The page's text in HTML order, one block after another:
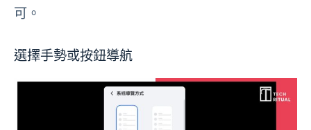
可。
選擇手勢或按鈕導航